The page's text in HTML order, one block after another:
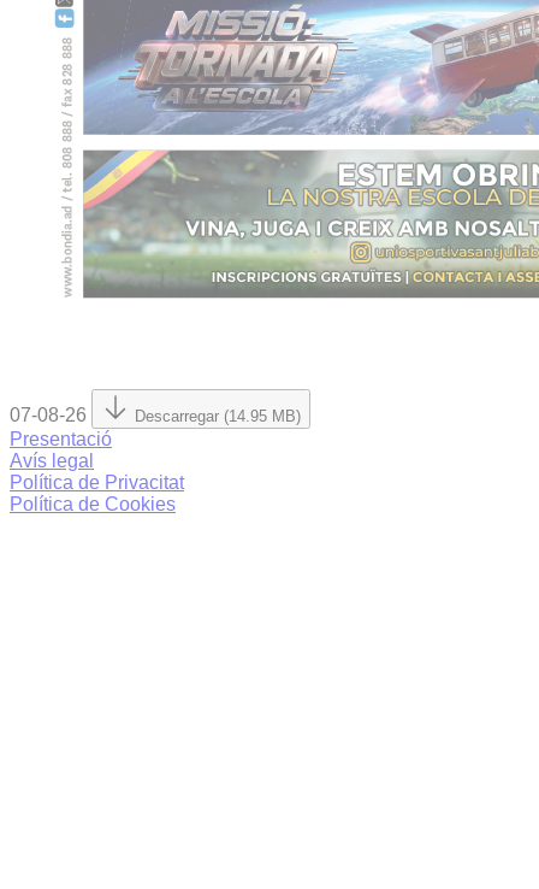
07-08-26 Descarregar (14.95 MB)
Presentació
Avís legal
Política de Privacitat
Política de Cookies